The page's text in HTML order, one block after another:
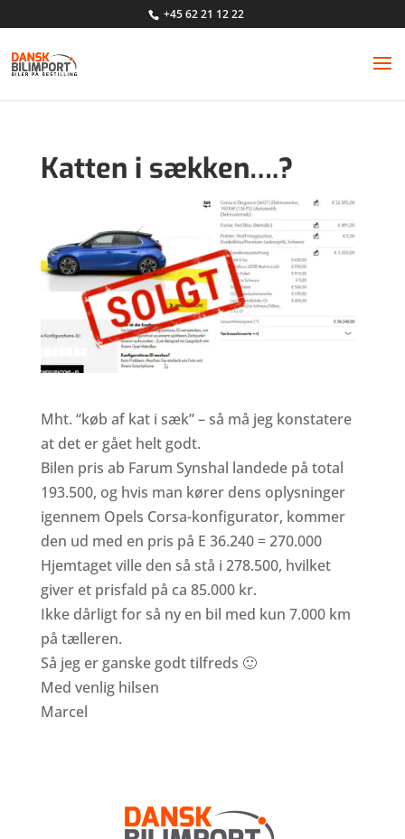
+45 62 21 12 22
Katten i sækken….?
Mht. “køb af kat i sæk” – så må jeg konstatere
at det er gået helt godt.
Bilen pris ab Farum Synshal landede på total
193.500, og hvis man kører dens oplysninger
igennem Opels Corsa-konfigurator, kommer
den ud med en pris på E 36.240 = 270.000
Hjemtaget ville den så stå i 278.500, hvilket
giver et prisfald på ca 85.000 kr.
Ikke dårligt for så ny en bil med kun 7.000 km
på tælleren.
Så jeg er ganske godt tilfreds 🙂
Med venlig hilsen
Marcel